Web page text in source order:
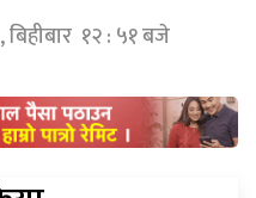
१२ : ५१ बजे